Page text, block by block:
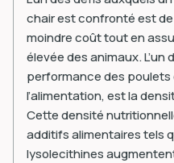
chair est confronté est
moindre coût tout en
élevée des animaux.
performance des poulets
l’alimentation, est la
Cette densité
additifs alimentaires tels
lysolecithines